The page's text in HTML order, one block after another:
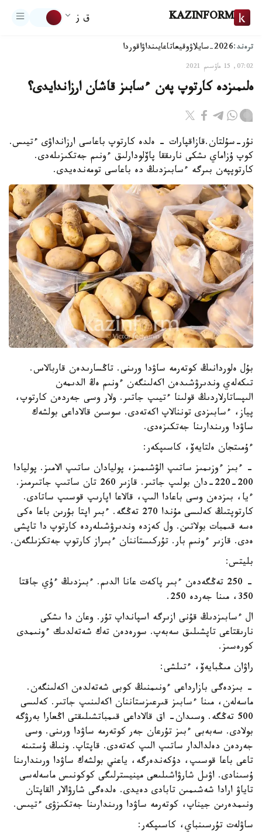
KAZINFORM ق ز
ترەند:2026-سايلاۋ وقيعاتاعايىنداۋاقوردا
07:02, 15 ماۋسىم 2021
ەلىمىزدە كارتوپ پەن ءسابىز قاشان ارزاندايدى؟
نۇر-سۇلتان.قازاقپارات - ەلدە كارتوپ باعاسى ارزانداۋى ءتيىس.
كوپ ۇزاماي ىشكى نارىققا پاۆلودارلىق ءونىم جەتكىزىلەدى.
كارتوپپەن بىرگە ءسابىزدىڭ دە باعاسى تومەندەيدى.
بۇل ەلوردانىڭ كوتەرمە ساۋدا ورىنى. تاڭسارىدەن قاربالاس.
تىكەلەي وندىرۋشىدەن اكەلىنگەن ءونىم ەڭ الدىمەن
الىپساتارلاردىڭ قولىنا ءتيىپ جاتىر. ولار وسى جەردەن كارتوپ،
پياز، ءسابىزدى توننالاپ اكەتەدى. سوسىن قالاداعى بولشەك
ساۋدا ورىندارىنا جەتكىزەدى.
ءۇمىتجان ەلتايەۆ، كاسىپكەر:
- ءبىز ءوزىمىز ساتىپ الۋشىمىز، پوليادان ساتىپ الامىز. پوليادا
200-220-دان بولىپ جاتىر. قازىر 260 تان ساتىپ جاتىرمىز.
ءيا، بىزدەن وسى باعادا الىپ، قالاعا اپارىپ قوسىپ ساتادى.
كارتوپتىڭ كەلىسى مۇندا 270 تەڭگە. ءبىر اپتا بۇرىن باعا ەكى
ەسە قىمبات بولاتىن. ول كەزدە وندىرۋشىلەردە كارتوپ دا تاپشى
ەدى. قازىر ءونىم بار. تۇركىستاننان ءبىراز كارتوپ جەتكزىلگەن.
بليتس:
- 250 تەڭگەدەن ءبىر پاكەت عانا الدىم. ءبىزدىڭ ءۇي جاقتا
350، مىنا جەردە 250.
ال ءسابىزدىڭ قۇنى ازىرگە اسپانداپ تۇر. وعان دا ىشكى
نارىقتاعى تاپشىلىق سەبەپ. سورەدەن تەك شەتەلدىك ءونىمدى
كورەسىز.
راۋان مىڭبايەۆ، ءتىلشى:
- بىزدەگى بازارداعى ءونىمنىڭ كوبى شەتەلدەن اكەلىنگەن.
ماسەلەن، مىنا ءسابىز قىرعىزستاننان اكەلىنىپ جاتىر. كەلىسى
500 تەڭگە. وسىدان- اق قالاداعى قىمباتشىلىقتى اڭعارا بەرۋگە
بولادى. سەبەبى ءبىز تۇرعان جەر كوتەرمە ساۋدا ورىنى. وسى
جەردەن دەلدالدار ساتىپ الىپ كەتەدى. قاپتاپ. ونىڭ ۇستىنە
تاعى باعا قوسىپ، دۇكەندەرگە، ياعني بولشەك ساۋدا ورىندارىنا
ۇسىنادى. اۋىل شارۋاشىلىعى مينيسترلىگى كوكونىس ماسەلەسى
تاياۋ ارادا شەشىمىن تابادى دەيدى. ەلدەگى شارۋالار القاپتان
ونىمدەرىن جيناپ، كوتەرمە ساۋدا ورىندارىنا جەتكىزۋى ءتيىس.
ساۋلەت تۇرسىنباي، كاسىپكەر: